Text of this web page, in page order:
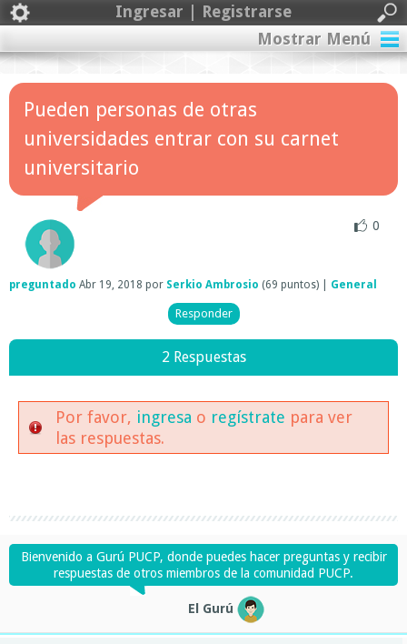
Ingresar | Registrarse
Mostrar Menú
Pueden personas de otras
universidades entrar con su carnet
universitario
0
preguntado Abr 19, 2018 por Serkio Ambrosio (69 puntos) General
2 Respuestas
Por favor, ingresa o regístrate para ver
las respuestas.
Bienvenido a Gurú PUCP, donde puedes hacer preguntas y recibir
respuestas de otros miembros de la comunidad PUCP.
El Gurú